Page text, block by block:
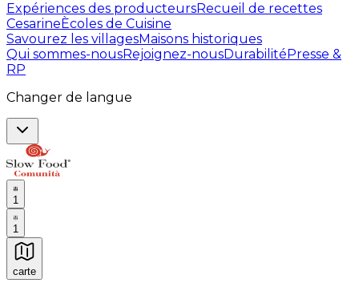
Expériences des producteursRecueil de recettes
CesarineÈcoles de Cuisine
Savourez les villagesMaisons historiques
Qui sommes-nousRejoignez-nousDurabilitéPresse &
RP
Changer de langue
1
1
carte